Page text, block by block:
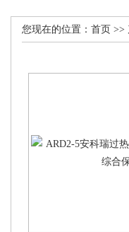
您现在的位置： 首页 >>